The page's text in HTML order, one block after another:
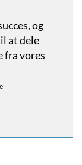
og
at dele
fra vores